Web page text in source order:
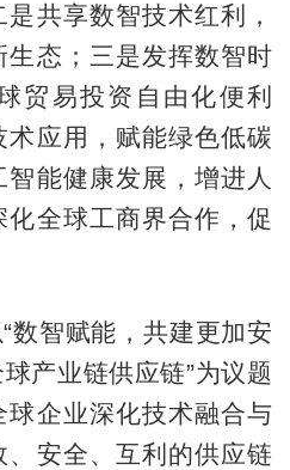
共享数智技术红利，
态；三是发挥数智时
贸易投资自由化便利
应用，赋能绿色低碳
能健康发展，增进人
全球工商界合作，促
数智赋能，共建更加安
产业链供应链”为议题
企业深化技术融合与
安全、互利的供应链